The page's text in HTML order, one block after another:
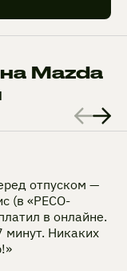
Mazda
отпуском —
(в «РЕСО-
в онлайне.
минут. Никаких